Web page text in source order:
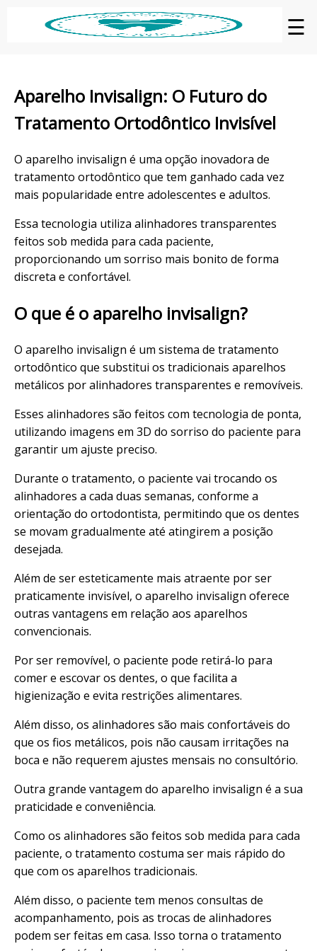
☰
Aparelho Invisalign: O Futuro do
Tratamento Ortodôntico Invisível
O aparelho invisalign é uma opção inovadora de
tratamento ortodôntico que tem ganhado cada vez
mais popularidade entre adolescentes e adultos.
Essa tecnologia utiliza alinhadores transparentes
feitos sob medida para cada paciente,
proporcionando um sorriso mais bonito de forma
discreta e confortável.
O que é o aparelho invisalign?
O aparelho invisalign é um sistema de tratamento
ortodôntico que substitui os tradicionais aparelhos
metálicos por alinhadores transparentes e removíveis.
Esses alinhadores são feitos com tecnologia de ponta,
utilizando imagens em 3D do sorriso do paciente para
garantir um ajuste preciso.
Durante o tratamento, o paciente vai trocando os
alinhadores a cada duas semanas, conforme a
orientação do ortodontista, permitindo que os dentes
se movam gradualmente até atingirem a posição
desejada.
Além de ser esteticamente mais atraente por ser
praticamente invisível, o aparelho invisalign oferece
outras vantagens em relação aos aparelhos
convencionais.
Por ser removível, o paciente pode retirá-lo para
comer e escovar os dentes, o que facilita a
higienização e evita restrições alimentares.
Além disso, os alinhadores são mais confortáveis do
que os fios metálicos, pois não causam irritações na
boca e não requerem ajustes mensais no consultório.
Outra grande vantagem do aparelho invisalign é a sua
praticidade e conveniência.
Como os alinhadores são feitos sob medida para cada
paciente, o tratamento costuma ser mais rápido do
que com os aparelhos tradicionais.
Além disso, o paciente tem menos consultas de
acompanhamento, pois as trocas de alinhadores
podem ser feitas em casa. Isso torna o tratamento